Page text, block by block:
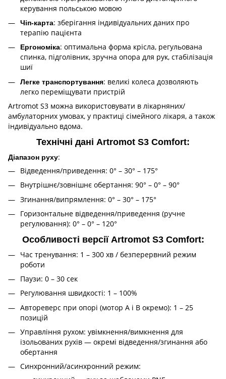
керування польською мовою
Чіп-карта: зберігання індивідуальних даних про
терапію пацієнта
Ергономіка: оптимальна форма крісла, регульована
спинка, підголівник, зручна опора для рук, стабілізація
шиї
Легке транспортування: великі колеса дозволяють
легко переміщувати пристрій
Artromot S3 можна використовувати в лікарняних/
амбулаторних умовах, у практиці сімейного лікаря, а також
індивідуально вдома.
Технічні дані Artromot S3 Comfort:
Діапазон руху:
Відведення/приведення: 0° – 30° – 175°
Внутрішнє/зовнішнє обертання: 90° – 0° – 90°
Згинання/випрямлення: 0° – 30° – 175°
Горизонтальне відведення/приведення (ручне
регулювання): 0° – 0° – 120°
Особливості версії Artromot S3 Comfort:
Час тренування: 1 – 300 хв / безперервний режим
роботи
Паузи: 0 – 30 сек
Регулювання швидкості: 1 – 100%
Автореверс при опорі (мотор A і B окремо): 1 – 25
позицій
Управління рухом: увімкнення/вимкнення для
ізольованих рухів — окремі відведення/згинання або
обертання
Синхронний/асинхронний режим: